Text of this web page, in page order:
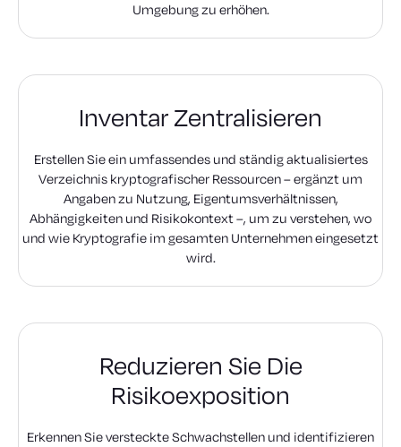
Umgebung zu erhöhen.
Inventar Zentralisieren
Erstellen Sie ein umfassendes und ständig aktualisiertes
Verzeichnis kryptografischer Ressourcen – ergänzt um
Angaben zu Nutzung, Eigentumsverhältnissen,
Abhängigkeiten und Risikokontext –, um zu verstehen, wo
und wie Kryptografie im gesamten Unternehmen eingesetzt
wird.
Reduzieren Sie Die
Risikoexposition
Erkennen Sie versteckte Schwachstellen und identifizieren